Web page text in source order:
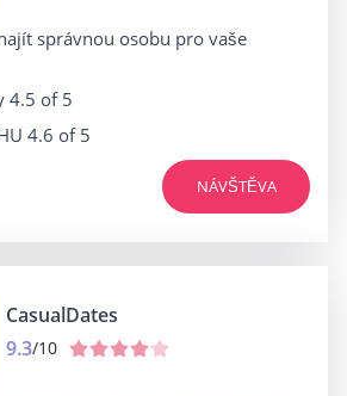
správnou osobu pro vaše
4.5 of 5
4.6 of 5
NÁVŠTĚVA
CasualDates
9.3/10